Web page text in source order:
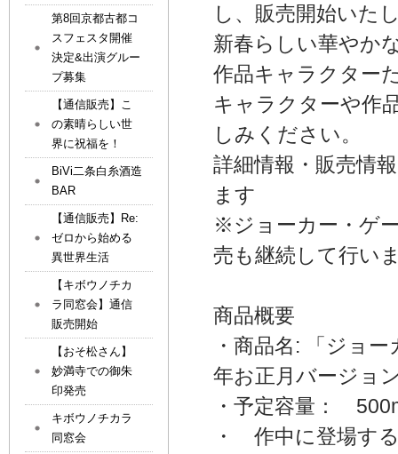
し、販売開始いた
新春らしい華やか
作品キャラクター
キャラクターや作
しみください。
詳細情報・販売情
ます
※ジョーカー・ゲ
売も継続して行い
商品概要
・商品名: 「ジョ
年お正月バージョ
・予定容量：
・ 作中に登場す
第8回京都古都コ
スフェスタ開催
決定&出演グルー
プ募集
【通信販売】こ
の素晴らしい世
界に祝福を！
BiVi二条白糸酒造
BAR
【通信販売】Re:
ゼロから始める
異世界生活
【キボウノチカ
ラ同窓会】通信
販売開始
【おそ松さん】
妙満寺での御朱
印発売
キボウノチカラ
同窓会